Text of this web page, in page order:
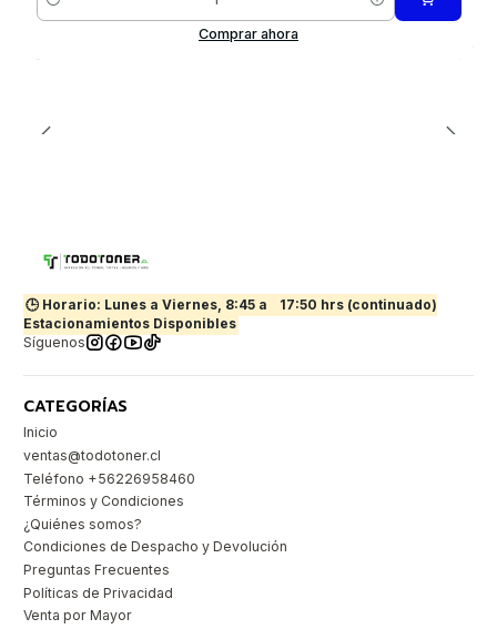
Cantidad
Comprar ahora
🕒 Horario: Lunes a Viernes, 8:45 a
17:50 hrs (continuado)
Estacionamientos Disponibles
Síguenos
CATEGORÍAS
Inicio
ventas@todotoner.cl
Teléfono +56226958460
Términos y Condiciones
¿Quiénes somos?
Condiciones de Despacho y Devolución
Preguntas Frecuentes
Políticas de Privacidad
Venta por Mayor